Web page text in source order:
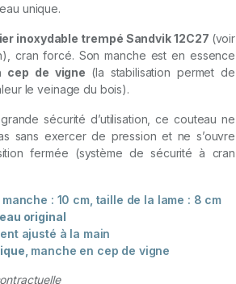
unique.
inoxydable trempé Sandvik 12C27 (voir
cran forcé. Son manche est en essence
cep de vigne (la stabilisation permet de
le veinage du bois).
sécurité d’utilisation, ce couteau ne
sans exercer de pression et ne s’ouvre
fermée (système de sécurité à cran
: 10 cm, taille de la lame : 8 cm
original
ajusté à la main
, manche en cep de vigne